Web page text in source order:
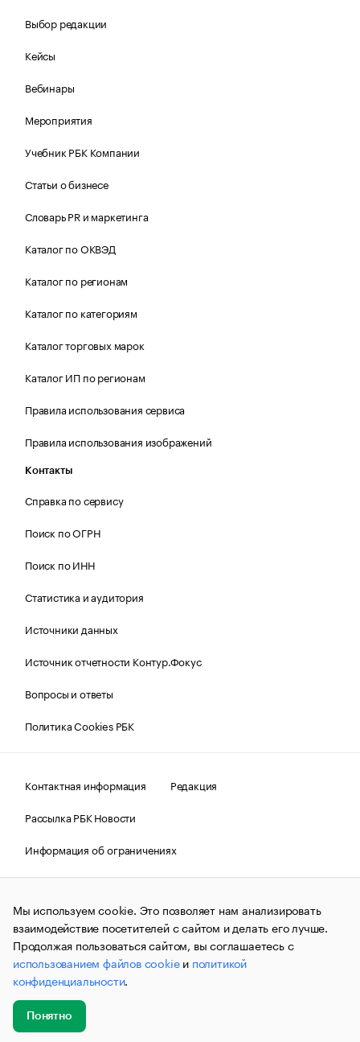
Выбор редакции
Кейсы
Вебинары
Мероприятия
Учебник РБК Компании
Статьи о бизнесе
Словарь PR и маркетинга
Каталог по ОКВЭД
Каталог по регионам
Каталог по категориям
Каталог торговых марок
Каталог ИП по регионам
Правила использования сервиса
Правила использования изображений
Контакты
Справка по сервису
Поиск по ОГРН
Поиск по ИНН
Статистика и аудитория
Источники данных
Источник отчетности Контур.Фокус
Вопросы и ответы
Политика Cookies РБК
Контактная информация
Редакция
Рассылка РБК Новости
Информация об ограничениях
Правовая информация
О соблюдении авторских прав
© АО «РОСБИЗНЕСКОНСАЛТИНГ»,1995–2026.Сообщения
и материалы информационного агентства «РБК»
(зарегистрировано Федеральной службой по надзору в сфере
связи, информационных технологий и массовых
коммуникаций (Роскомнадзор) 09.12.2015 за номером ИА
№ФС77-63848) сопровождаются пометкой «РБК». Отдельные
публикации могут содержать информацию,
не предназначенную для пользователей
до 18 лет.
Мы используем cookie. Это позволяет нам анализировать
взаимодействие посетителей с сайтом и делать его лучше.
Продолжая пользоваться сайтом, вы соглашаетесь с
использованием файлов cookieи политикой
конфиденциальности.
Понятно